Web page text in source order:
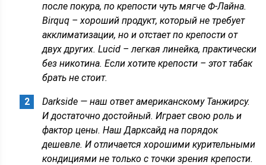
после покура, по крепости чуть мягче Ф-Лайна.
Birquq – хороший продукт, который не требует
акклиматизации, но и отстает по крепости от
двух других. Lucid – легкая линейка, практически
без никотина. Если хотите крепости – этот табак
брать не стоит.
Darkside — наш ответ американскому Танжирсу.
И достаточно достойный. Играет свою роль и
фактор цены. Наш Дарксайд на порядок
дешевле. И отличается хорошими курительными
кондициями не только с точки зрения крепости.